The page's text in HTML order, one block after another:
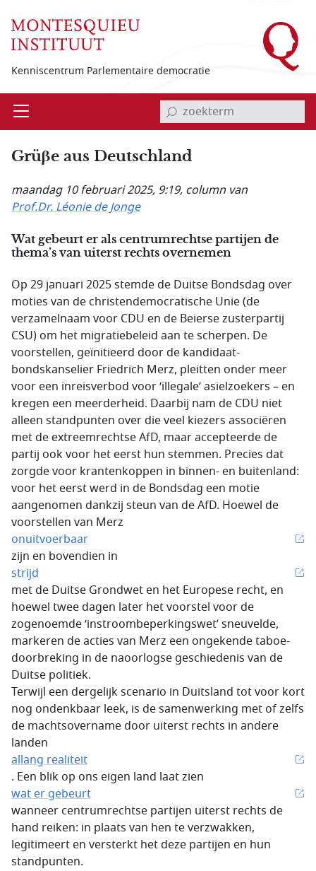
Kenniscentrum Parlementaire democratie
Open invoerveld zoekterm
Grüβe aus Deutschland
maandag 10 februari 2025, 9:19, column van
Prof.Dr. Léonie de Jonge
Wat gebeurt er als centrumrechtse partijen de
thema’s van uiterst rechts overnemen
Op 29 januari 2025 stemde de Duitse Bondsdag over
moties van de christendemocratische Unie (de
verzamelnaam voor CDU en de Beierse zusterpartij
CSU) om het migratiebeleid aan te scherpen. De
voorstellen, geïnitieerd door de kandidaat-
bondskanselier Friedrich Merz, pleitten onder meer
voor een inreisverbod voor ‘illegale’ asielzoekers – en
kregen een meerderheid. Daarbij nam de CDU niet
alleen standpunten over die veel kiezers associëren
met de extreemrechtse AfD, maar accepteerde de
partij ook voor het eerst hun stemmen. Precies dat
zorgde voor krantenkoppen in binnen- en buitenland:
voor het eerst werd in de Bondsdag een motie
aangenomen dankzij steun van de AfD. Hoewel de
voorstellen van Merz
onuitvoerbaar
zijn en bovendien in
strijd
met de Duitse Grondwet en het Europese recht, en
hoewel twee dagen later het voorstel voor de
zogenoemde ‘instroombeperkingswet’ sneuvelde,
markeren de acties van Merz een ongekende taboe-
doorbreking in de naoorlogse geschiedenis van de
Duitse politiek.
Terwijl een dergelijk scenario in Duitsland tot voor kort
nog ondenkbaar leek, is de samenwerking met of zelfs
de machtsovername door uiterst rechts in andere
landen
allang realiteit
. Een blik op ons eigen land laat zien
wat er gebeurt
wanneer centrumrechtse partijen uiterst rechts de
hand reiken: in plaats van hen te verzwakken,
legitimeert en versterkt het deze partijen en hun
standpunten.